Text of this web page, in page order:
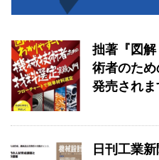
拙著『図
術者のた
発売されま
日刊工業